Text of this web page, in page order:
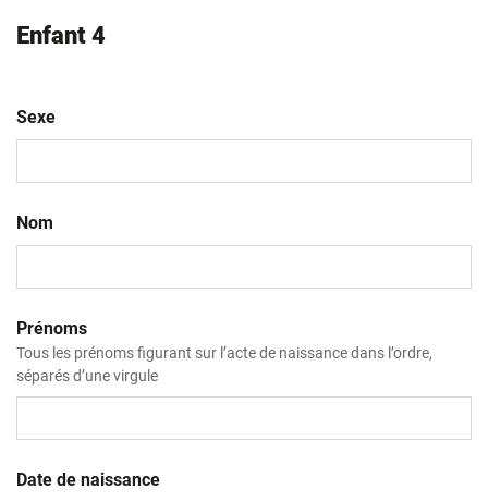
Enfant 4
Sexe
Nom
Prénoms
Tous les prénoms figurant sur l’acte de naissance dans l’ordre,
séparés d’une virgule
Date de naissance